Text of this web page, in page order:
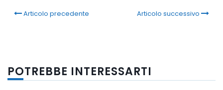
Articolo precedente Articolo successivo
POTREBBE INTERESSARTI